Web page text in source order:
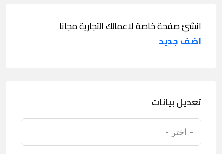
انشئ صفحة خاصة لاعمالك التجارية مجانا
اضف جديد
تعديل بيانات